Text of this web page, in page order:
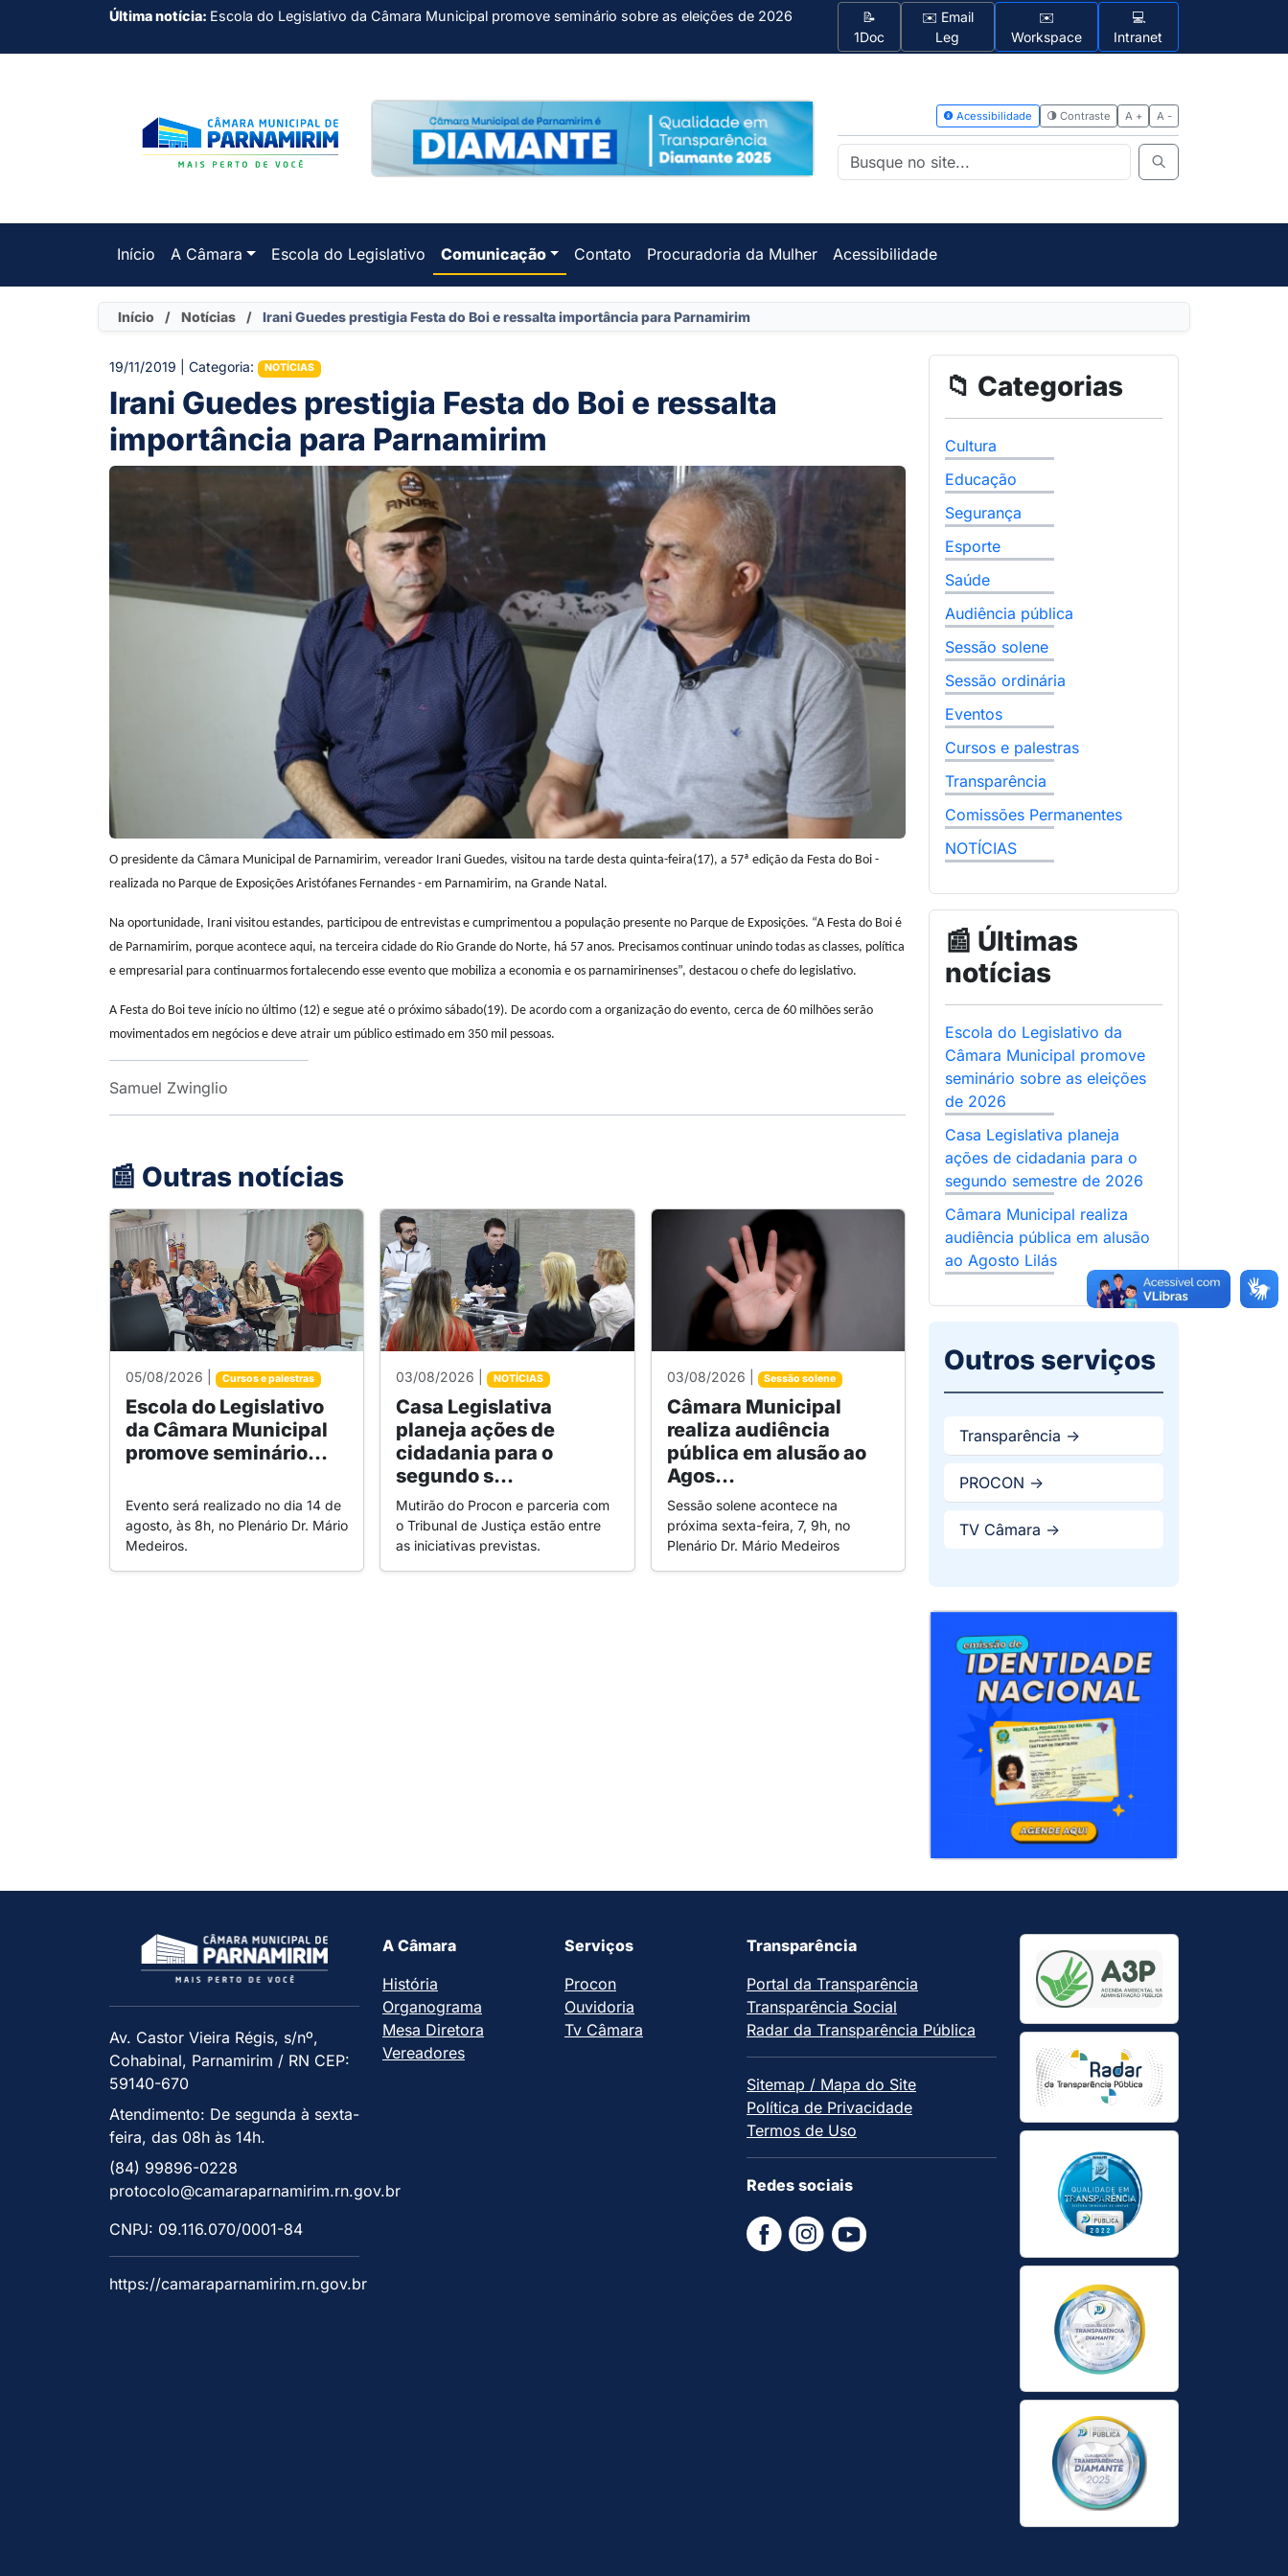
Última notícia: Escola do Legislativo da Câmara Municipal promove seminário sobre as eleições de 2026
📝
1Doc
✉️ Email
Leg
✉️
Workspace
💻
Intranet
Início A Câmara Escola do Legislativo Comunicação Contato Procuradoria da Mulher Acessibilidade
Início / Notícias / Irani Guedes prestigia Festa do Boi e ressalta importância para Parnamirim
19/11/2019 | Categoria: NOTÍCIAS
Irani Guedes prestigia Festa do Boi e ressalta
importância para Parnamirim
O presidente da Câmara Municipal de Parnamirim, vereador Irani Guedes, visitou na tarde desta quinta-feira(17), a 57ª edição da Festa do Boi -
realizada no Parque de Exposições Aristófanes Fernandes - em Parnamirim, na Grande Natal.
Na oportunidade, Irani visitou estandes, participou de entrevistas e cumprimentou a população presente no Parque de Exposições. “A Festa do Boi é
de Parnamirim, porque acontece aqui, na terceira cidade do Rio Grande do Norte, há 57 anos. Precisamos continuar unindo todas as classes, política
e empresarial para continuarmos fortalecendo esse evento que mobiliza a economia e os parnamirinenses”, destacou o chefe do legislativo.
A Festa do Boi teve início no último (12) e segue até o próximo sábado(19). De acordo com a organização do evento, cerca de 60 milhões serão
movimentados em negócios e deve atrair um público estimado em 350 mil pessoas.
Samuel Zwinglio
📰 Outras notícias
05/08/2026 | Cursos e palestras
Escola do Legislativo
da Câmara Municipal
promove seminário...
Evento será realizado no dia 14 de
agosto, às 8h, no Plenário Dr. Mário
Medeiros.
03/08/2026 | NOTÍCIAS
Casa Legislativa
planeja ações de
cidadania para o
segundo s...
Mutirão do Procon e parceria com
o Tribunal de Justiça estão entre
as iniciativas previstas.
03/08/2026 | Sessão solene
Câmara Municipal
realiza audiência
pública em alusão ao
Agos...
Sessão solene acontece na
próxima sexta-feira, 7, 9h, no
Plenário Dr. Mário Medeiros
📁 Categorias
Cultura
Educação
Segurança
Esporte
Saúde
Audiência pública
Sessão solene
Sessão ordinária
Eventos
Cursos e palestras
Transparência
Comissões Permanentes
NOTÍCIAS
📰 Últimas
notícias
Escola do Legislativo da
Câmara Municipal promove
seminário sobre as eleições
de 2026
Casa Legislativa planeja
ações de cidadania para o
segundo semestre de 2026
Câmara Municipal realiza
audiência pública em alusão
ao Agosto Lilás
Outros serviços
Transparência ->
PROCON ->
TV Câmara ->
Av. Castor Vieira Régis, s/nº,
Cohabinal, Parnamirim / RN CEP:
59140-670
Atendimento: De segunda à sexta-
feira, das 08h às 14h.
(84) 99896-0228
protocolo@camaraparnamirim.rn.gov.br
CNPJ: 09.116.070/0001-84
https://camaraparnamirim.rn.gov.br
A Câmara
História
Organograma
Mesa Diretora
Vereadores
Serviços
Procon
Ouvidoria
Tv Câmara
Transparência
Portal da Transparência
Transparência Social
Radar da Transparência Pública
Sitemap / Mapa do Site
Política de Privacidade
Termos de Uso
Redes sociais